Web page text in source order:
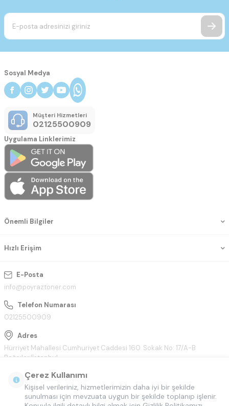
E-Posta
info@poyraztoner.com
Telefon Numarası
02125500909
Adres
Hürriyet Mahallesi Cumhuriyet Caddesi 160. Sokak No: 17/A-B
Bağcılar/İstanbul
Önemli Bilgiler
Hızlı Erişim
Sosyal Medya
Müşteri Hizmetleri
02125500909
Uygulama Linklerimiz
Çerez Kullanımı
Kişisel verileriniz, hizmetlerimizin daha iyi bir şekilde
sunulması için mevzuata uygun bir şekilde toplanıp işlenir.